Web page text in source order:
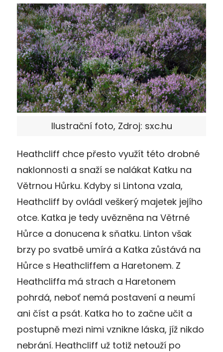
Ilustrační foto, Zdroj: sxc.hu
Heathcliff chce přesto využít této drobné
naklonnosti a snaží se nalákat Katku na
Větrnou Hůrku. Kdyby si Lintona vzala,
Heathcliff by ovládl veškerý majetek jejího
otce. Katka je tedy uvězněna na Větrné
Hůrce a donucena k sňatku. Linton však
brzy po svatbě umírá a Katka zůstává na
Hůrce s Heathcliffem a Haretonem. Z
Heathcliffa má strach a Haretonem
pohrdá, neboť nemá postavení a neumí
ani číst a psát. Katka ho to začne učit a
postupně mezi nimi vznikne láska, jíž nikdo
nebrání. Heathcliff už totiž netouží po